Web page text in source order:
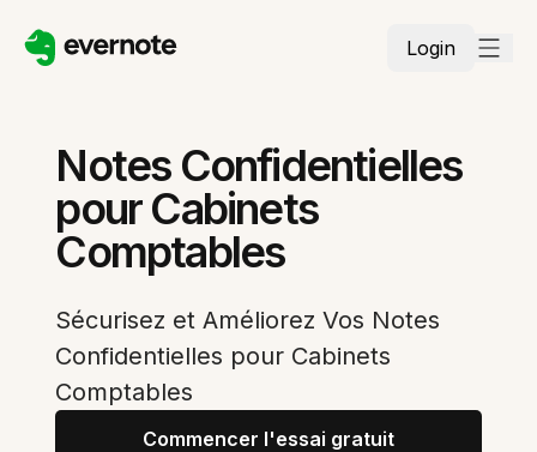
Login
Notes Confidentielles
pour Cabinets
Comptables
Sécurisez et Améliorez Vos Notes
Confidentielles pour Cabinets
Comptables
Commencer l'essai gratuit